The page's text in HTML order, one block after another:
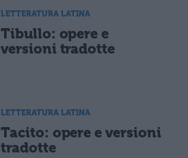
LETTERATURA LATINA
Tibullo: opere e
versioni tradotte
LETTERATURA LATINA
Tacito: opere e versioni
tradotte